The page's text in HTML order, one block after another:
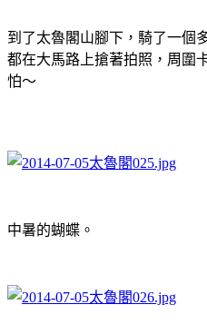
到了太魯閣山腳下，騎了一個
都在大馬路上搶著拍照，周圍
怕～
中暑的蝴蝶。